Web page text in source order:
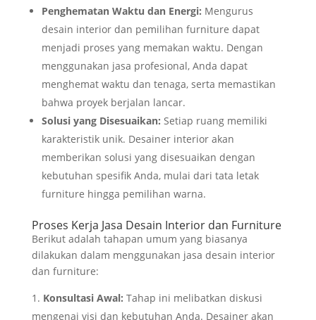
Penghematan Waktu dan Energi: Mengurus
desain interior dan pemilihan furniture dapat
menjadi proses yang memakan waktu. Dengan
menggunakan jasa profesional, Anda dapat
menghemat waktu dan tenaga, serta memastikan
bahwa proyek berjalan lancar.
Solusi yang Disesuaikan: Setiap ruang memiliki
karakteristik unik. Desainer interior akan
memberikan solusi yang disesuaikan dengan
kebutuhan spesifik Anda, mulai dari tata letak
furniture hingga pemilihan warna.
Proses Kerja Jasa Desain Interior dan Furniture
Berikut adalah tahapan umum yang biasanya
dilakukan dalam menggunakan jasa desain interior
dan furniture:
Konsultasi Awal: Tahap ini melibatkan diskusi
mengenai visi dan kebutuhan Anda. Desainer akan